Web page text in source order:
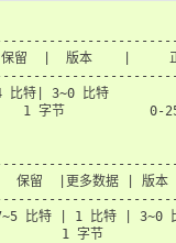
保留  |  版本    |
特| 3~0 比特
1 字节           0-
保留  |更多数据 |
比特 | 1 比特 | 3~0